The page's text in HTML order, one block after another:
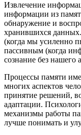
Извлечение
информации из
обнаружение и
хранившихся
(когда мы усиленно
пассивным (когда
сознание без нашего
Процессы памяти
многих аспектов
принятие решений,
адаптации.
механизмы работы
лучше понимать и